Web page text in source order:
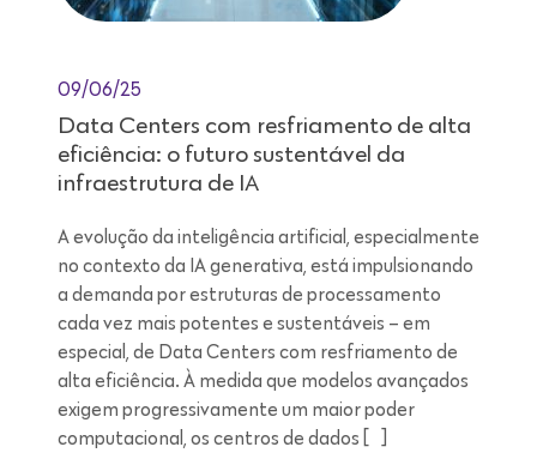
09/06/25
Data Centers com resfriamento de alta
eficiência: o futuro sustentável da
infraestrutura de IA
A evolução da inteligência artificial, especialmente
no contexto da IA generativa, está impulsionando
a demanda por estruturas de processamento
cada vez mais potentes e sustentáveis – em
especial, de Data Centers com resfriamento de
alta eficiência. À medida que modelos avançados
exigem progressivamente um maior poder
computacional, os centros de dados […]